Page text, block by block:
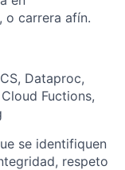
o carrera afín.
Dataproc,
Fuctions,
se identifiquen
respeto